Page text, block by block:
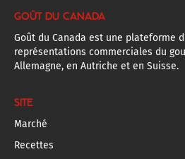
GOÛT DU CANADA
Goût du Canada est une plateforme
représentations commerciales du
Allemagne, en Autriche et en Suisse.
SITE
Marché
Recettes